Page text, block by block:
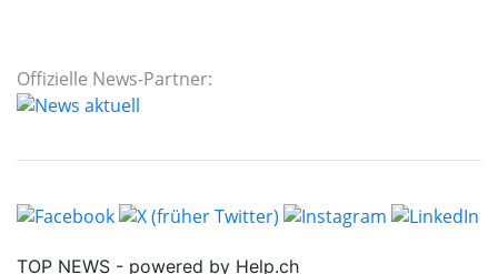
Offizielle News-Partner: